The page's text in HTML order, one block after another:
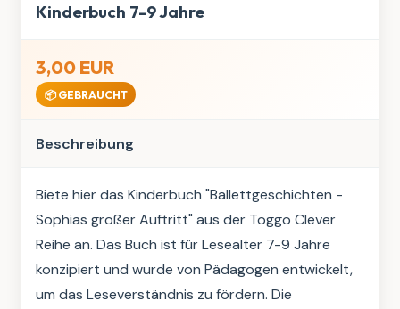
Kinderbuch 7-9 Jahre
3,00 EUR
📦 GEBRAUCHT
Beschreibung
Biete hier das Kinderbuch "Ballettgeschichten -
Sophias großer Auftritt" aus der Toggo Clever
Reihe an. Das Buch ist für Lesealter 7-9 Jahre
konzipiert und wurde von Pädagogen entwickelt,
um das Leseverständnis zu fördern. Die